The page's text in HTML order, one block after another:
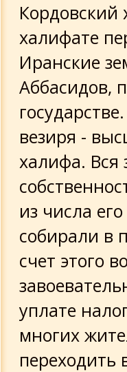
Кордовский
халифате
Иранские
Аббасидов,
везиря -
халифа. Вся
из числа
собирали в
счет этого
уплате
многих
переходить